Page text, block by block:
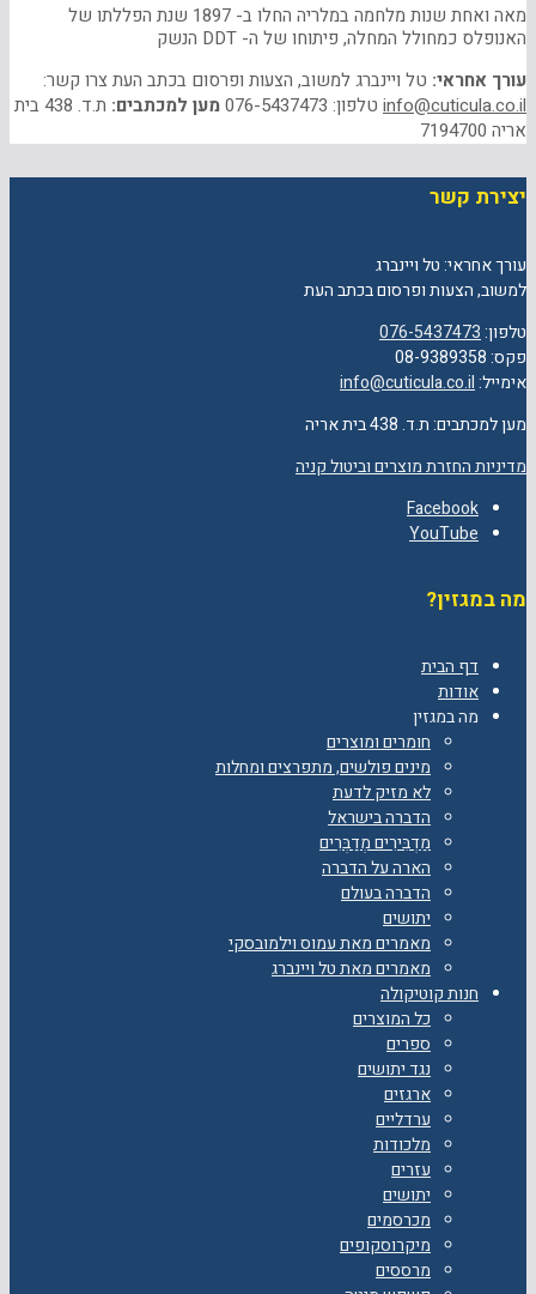
מאה ואחת שנות מלחמה במלריה החלו ב- 1897 שנת הפללתו של
האנופלס כמחולל המחלה, פיתוחו של ה- DDT הנשק
עורך אחראי: טל ויינברג למשוב, הצעות ופרסום בכתב העת צרו קשר:
info@cuticula.co.il טלפון: 076-5437473 מען למכתבים:
ת.ד. 438 בית
אריה 7194700
יצירת קשר
עורך אחראי: טל ויינברג
למשוב, הצעות ופרסום בכתב העת
טלפון:076-5437473
פקס: 08-9389358
אימייל:info@cuticula.co.il
מען למכתבים: ת.ד. 438 בית אריה
מדיניות החזרת מוצרים וביטול קניה
Facebook
YouTube
מה במגזין?
דף הבית
אודות
מה במגזין
חומרים ומוצרים
מינים פולשים, מתפרצים ומחלות
לא מזיק לדעת
הדברה בישראל
מַדְבִּירִים מְדַבְּרִים
הארה על הדברה
הדברה בעולם
יתושים
מאמרים מאת עמוס וילמובסקי
מאמרים מאת טל ויינברג
חנות קוטיקולה
כל המוצרים
ספרים
נגד יתושים
ארגזים
ערדליים
מלכודות
עזרים
יתושים
מכרסמים
מיקרוסקופים
מרססים